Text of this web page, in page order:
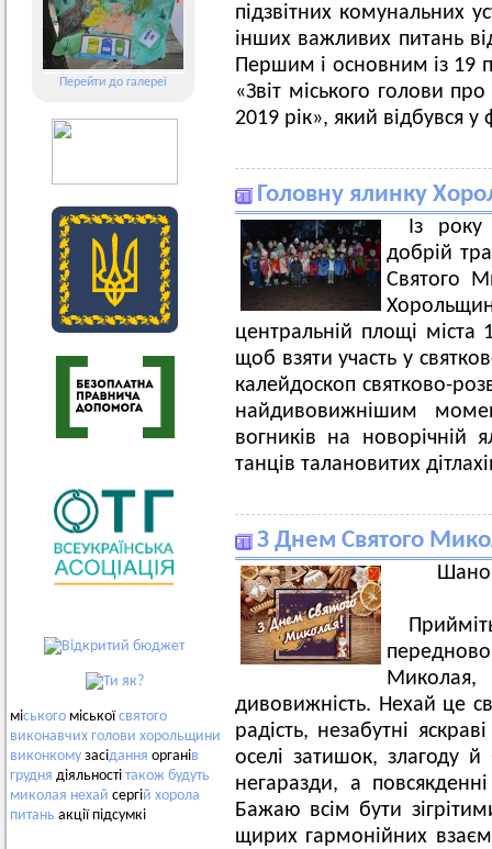
Перейти до галереї
міського міськоїсвятого
виконавчих голови хорольщини
виконкому засідання органів
грудня діяльності також будуть
миколая нехай сергій хорола
питань акції підсумкі
підзвітних комунальних
інших важливих питань
Першим і основним із 19
«Звіт міського голови
2019 рік», який відбувся
Головну ялинку
Із
добрій
Святого
центральній площі міста
щоб взяти участь у
калейдоскоп святково-
найдивовижнішим
вогників на новорічній
танців талановитих
З Днем Святого
дивовижність. Нехай це
радість, незабутні
оселі затишок, злагоду
негаразди, а
Бажаю всім бути
щирих гармонійних